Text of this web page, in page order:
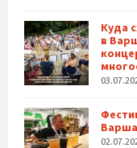
Куда
в